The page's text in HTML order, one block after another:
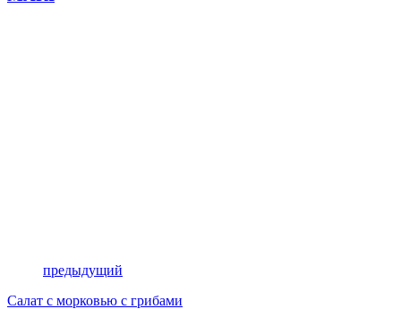
предыдущий
Салат с морковью с грибами